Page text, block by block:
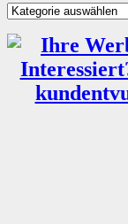
Kategorien